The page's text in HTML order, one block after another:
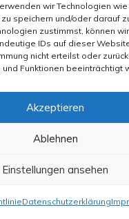
wir Technologien wie
speichern und/oder darauf
zustimmst, können
IDs auf dieser
nicht erteilst oder
Funktionen beeinträchtigt
Akzeptieren
Ablehnen
Einstellungen ansehen
Datenschutzerklärung
daß es das
gibt… was ich nun
die diese
das altbekannte
Euro und das sollte
Repertoire holen.
zwischen den
im Wert steigen,
Problem der